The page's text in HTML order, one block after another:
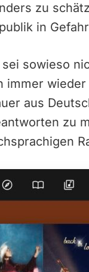
zu
in
sowieso
immer
aus
zu